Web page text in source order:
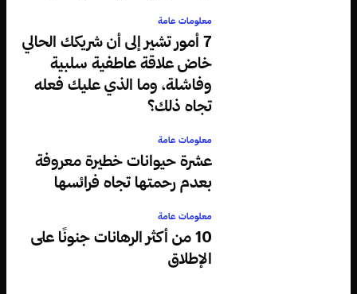
معلومات عامة
7 أمور تشير إلى أن شريكك الحالي
خاض علاقة عاطفية سلبية
وفاشلة، وما الذي عليك فعله
تجاه ذلك؟
معلومات عامة
عشرة حيوانات خطيرة معروفة
بعدم رحمتها تجاه فرائسها
معلومات عامة
10 من أكثر الرهانات جنونًا على
الإطلاق